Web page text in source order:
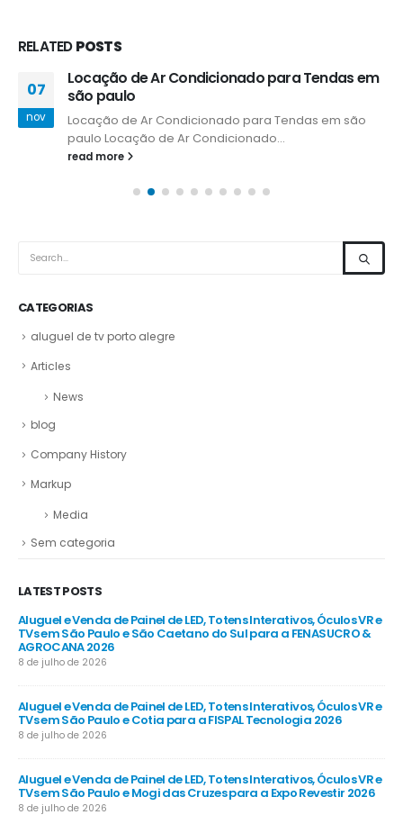
RELATEDPOSTS
07
nov
Locação de Ar Condicionado para Tendas em
são paulo
Locação de Ar Condicionado para Tendas em são
paulo Locação de Ar Condicionado...
read more
CATEGORIAS
aluguel de tv porto alegre
Articles
News
blog
Company History
Markup
Media
Sem categoria
LATEST POSTS
Aluguel e Venda de Painel de LED, Totens Interativos, Óculos VR e
TVs em São Paulo e São Caetano do Sul para a FENASUCRO &
AGROCANA 2026
8 de julho de 2026
Aluguel e Venda de Painel de LED, Totens Interativos, Óculos VR e
TVs em São Paulo e Cotia para a FISPAL Tecnologia 2026
8 de julho de 2026
Aluguel e Venda de Painel de LED, Totens Interativos, Óculos VR e
TVs em São Paulo e Mogi das Cruzes para a Expo Revestir 2026
8 de julho de 2026